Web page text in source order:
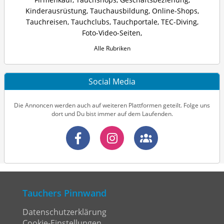
Kinderausrüstung, Tauchausbildung, Online-Shops,
Tauchreisen, Tauchclubs, Tauchportale, TEC-Diving,
Foto-Video-Seiten,
Alle Rubriken
Social Media
Die Annoncen werden auch auf weiteren Plattformen geteilt. Folge uns
dort und Du bist immer auf dem Laufenden.
Tauchers Pinnwand
Datenschutzerklärung